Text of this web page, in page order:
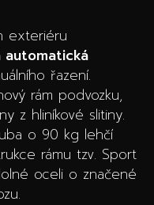
exteriéru
automatická
řazení.
rám podvozku,
z hliníkové slitiny.
o 90 kg lehčí
rámu tzv. Sport
oceli o značené